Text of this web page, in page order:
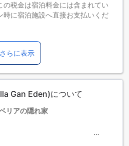
税金は宿泊料金には含まれてい
時に宿泊施設へ直接お支払いくだ
す。
否は、ルームタイプにより異なり
記載をお確かめください。ルーム
ベッドの追加はできません。
約の場合は、異なるご予約条件や
ありますのでご了承ください。
さらに表示
Gan Eden)について
リアの隠れ家